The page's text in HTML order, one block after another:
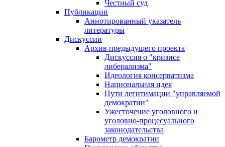
Честный суд
Публикации
Аннотированный указатель
литературы
Дискуссии
Архив предыдущего проекта
Дискуссия о "кризисе
либерализма"
Идеология консерватизма
Национальная идея
Пути легитимации "управляемой
демократии"
Ужесточение уголовного и
уголовно-процесуального
законодательства
Барометр демократии